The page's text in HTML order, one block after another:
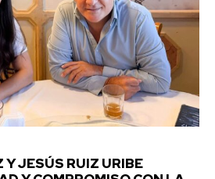
JESÚS RUIZ URIBE